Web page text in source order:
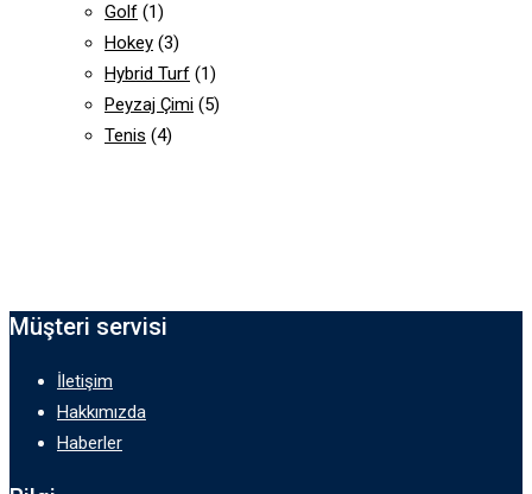
Golf (1)
Hokey (3)
Hybrid Turf (1)
Peyzaj Çimi (5)
Tenis (4)
Müşteri servisi
İletişim
Hakkımızda
Haberler